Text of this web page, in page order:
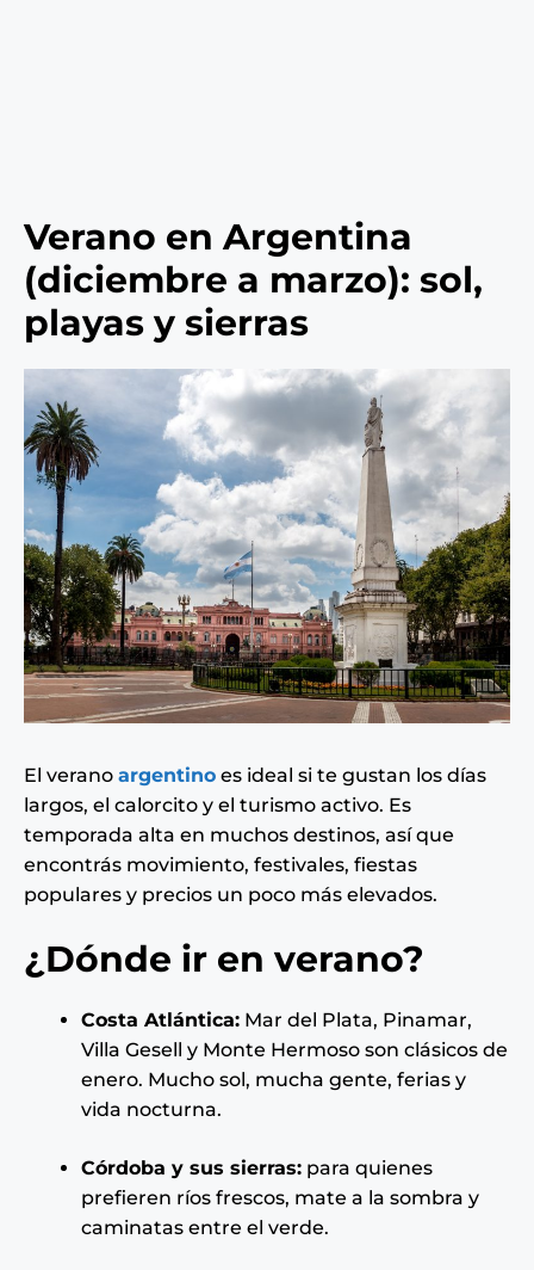
Verano en Argentina
(diciembre a marzo): sol,
playas y sierras
El verano argentino es ideal si te gustan los días
largos, el calorcito y el turismo activo. Es
temporada alta en muchos destinos, así que
encontrás movimiento, festivales, fiestas
populares y precios un poco más elevados.
¿Dónde ir en verano?
Costa Atlántica: Mar del Plata, Pinamar,
Villa Gesell y Monte Hermoso son clásicos de
enero. Mucho sol, mucha gente, ferias y
vida nocturna.
Córdoba y sus sierras: para quienes
prefieren ríos frescos, mate a la sombra y
caminatas entre el verde.